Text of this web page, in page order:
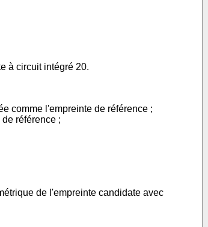
à circuit intégré 20.
comme l'empreinte de référence ;
référence ;
de l'empreinte candidate avec